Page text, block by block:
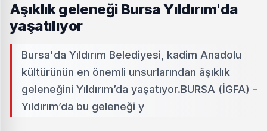
Aşıklık geleneği Bursa Yıldırım'da
yaşatılıyor
Bursa'da Yıldırım Belediyesi, kadim Anadolu
kültürünün en önemli unsurlarından âşıklık
geleneğini Yıldırım’da yaşatıyor.BURSA (İGFA) -
Yıldırım’da bu geleneği y